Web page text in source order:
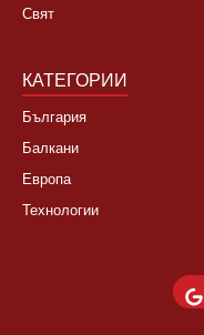
Свят
КАТЕГОРИИ
България
Балкани
Европа
Технологии